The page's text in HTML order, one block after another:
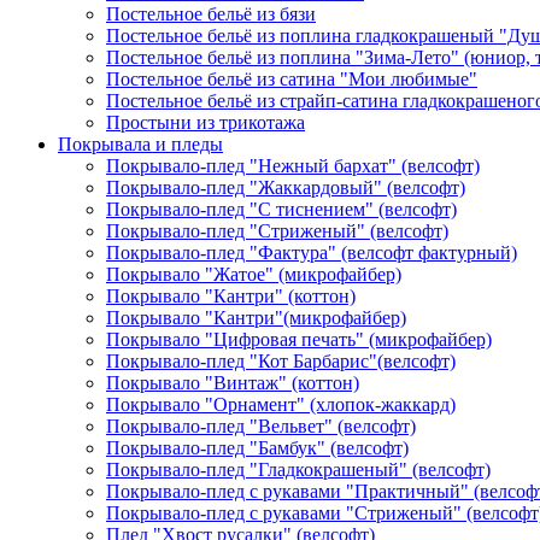
Постельное бельё из бязи
Постельное бельё из поплина гладкокрашеный
Постельное бельё из поплина "Зима-Лето" (юниор,
Постельное бельё из сатина "Мои любимые"
Постельное бельё из страйп-сатина
Простыни из трикотажа
Покрывала и пледы
Покрывало-плед "Нежный бархат" (велсофт)
Покрывало-плед "Жаккардовый" (велсофт)
Покрывало-плед "С тиснением" (велсофт)
Покрывало-плед "Стриженый" (велсофт)
Покрывало-плед "Фактура" (велсофт фактурный)
Покрывало "Жатое" (микрофайбер)
Покрывало "Кантри" (коттон)
Покрывало "Кантри"(микрофайбер)
Покрывало "Цифровая печать" (микрофайбер)
Покрывало-плед "Кот Барбарис"(велсофт)
Покрывало "Винтаж" (коттон)
Покрывало "Орнамент" (хлопок-жаккард)
Покрывало-плед "Вельвет" (велсофт)
Покрывало-плед "Бамбук" (велсофт)
Покрывало-плед "Гладкокрашеный" (велсофт)
Покрывало-плед с рукавами "Практичный"
Покрывало-плед с рукавами "Стриженый"
Плед "Хвост русалки" (велсофт)